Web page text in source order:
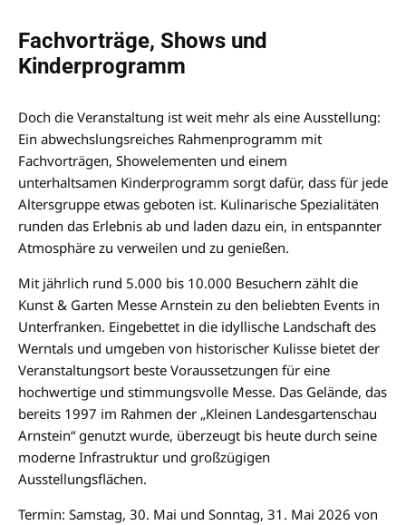
Fachvorträge, Shows und
Kinderprogramm
Doch die Veranstaltung ist weit mehr als eine Ausstellung:
Ein abwechslungsreiches Rahmenprogramm mit
Fachvorträgen, Showelementen und einem
unterhaltsamen Kinderprogramm sorgt dafür, dass für jede
Altersgruppe etwas geboten ist. Kulinarische Spezialitäten
runden das Erlebnis ab und laden dazu ein, in entspannter
Atmosphäre zu verweilen und zu genießen.
Mit jährlich rund 5.000 bis 10.000 Besuchern zählt die
Kunst & Garten Messe Arnstein zu den beliebten Events in
Unterfranken. Eingebettet in die idyllische Landschaft des
Werntals und umgeben von historischer Kulisse bietet der
Veranstaltungsort beste Voraussetzungen für eine
hochwertige und stimmungsvolle Messe. Das Gelände, das
bereits 1997 im Rahmen der „Kleinen Landesgartenschau
Arnstein“ genutzt wurde, überzeugt bis heute durch seine
moderne Infrastruktur und großzügigen
Ausstellungsflächen.
Termin: Samstag, 30. Mai und Sonntag, 31. Mai 2026 von